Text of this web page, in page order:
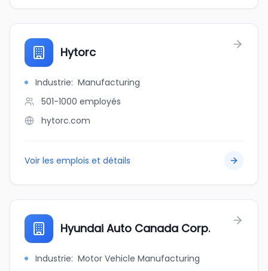
Hytorc
Industrie: Manufacturing
501-1000 employés
hytorc.com
Voir les emplois et détails
Hyundai Auto Canada Corp.
Industrie: Motor Vehicle Manufacturing